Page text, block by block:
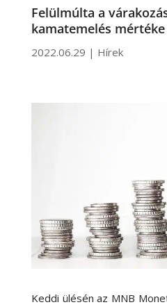
Felülmúlta a
kamatemelés mértéke
2022.06.29 | Hírek
Keddi ülésén az MNB